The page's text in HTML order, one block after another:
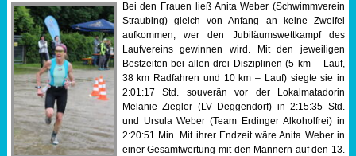
Bei den Frauen ließ Anita Weber (Schwimmverein
Straubing) gleich von Anfang an keine Zweifel
aufkommen, wer den Jubiläumswettkampf des
Laufvereins gewinnen wird. Mit den jeweiligen
Bestzeiten bei allen drei Disziplinen (5 km – Lauf,
38 km Radfahren und 10 km – Lauf) siegte sie in
2:01:17 Std. souverän vor der Lokalmatadorin
Melanie Ziegler (LV Deggendorf) in 2:15:35 Std.
und Ursula Weber (Team Erdinger Alkoholfrei) in
2:20:51 Min. Mit ihrer Endzeit wäre Anita Weber in
einer Gesamtwertung mit den Männern auf den 13.